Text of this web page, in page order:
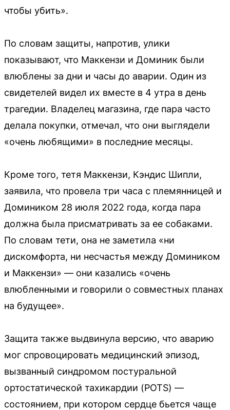
чтобы убить».
По словам защиты, напротив, улики
показывают, что Маккензи и Доминик были
влюблены за дни и часы до аварии. Один из
свидетелей видел их вместе в 4 утра в день
трагедии. Владелец магазина, где пара часто
делала покупки, отмечал, что они выглядели
«очень любящими» в последние месяцы.
Кроме того, тетя Маккензи, Кэндис Шипли,
заявила, что провела три часа с племянницей и
Домиником 28 июля 2022 года, когда пара
должна была присматривать за ее собаками.
По словам тети, она не заметила «ни
дискомфорта, ни несчастья между Домиником
и Маккензи» — они казались «очень
влюбленными и говорили о совместных планах
на будущее».
Защита также выдвинула версию, что аварию
мог спровоцировать медицинский эпизод,
вызванный синдромом постуральной
ортостатической тахикардии (POTS) —
состоянием, при котором сердце бьется чаще